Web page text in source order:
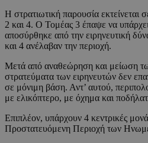
Η στρατιωτική παρουσία εκτείνεται
2 και 4. Ο Τομέας 3 έπαψε να
αποσύρθηκε από την ειρηνευτική
και 4 ανέλαβαν την περιοχή.
Μετά από αναθεώρηση και μείωση
στρατεύματα των ειρηνευτών δεν
σε μόνιμη βάση. Αντ’ αυτού,
με ελικόπτερο, με όχημα και
Επιπλέον, υπάρχουν 4 κεντρικές
Προστατευόμενη Περιοχή των